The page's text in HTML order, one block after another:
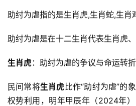
助纣为虐指的是生肖虎,生肖蛇,生肖
助纣为虐是在十二生肖代表生肖虎
生肖虎：助纣为虐的争议与命运转折
民间常将生肖虎 比作“助纣为虐”的
权势利用，明年甲辰年（2024年）